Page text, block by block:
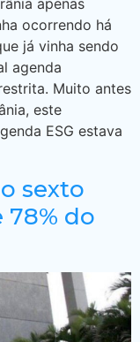
apenas
ocorrendo há
já vinha sendo
agenda
Muito antes
este
ESG estava
sexto
78% do